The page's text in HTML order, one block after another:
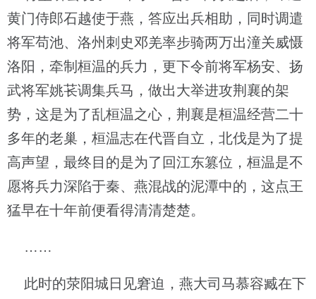
黄门侍郎石越使于燕，答应出兵相助，同时调遣
将军苟池、洛州刺史邓羌率步骑两万出潼关威慑
洛阳，牵制桓温的兵力，更下令前将军杨安、扬
武将军姚苌调集兵马，做出大举进攻荆襄的架
势，这是为了乱桓温之心，荆襄是桓温经营二十
多年的老巢，桓温志在代晋自立，北伐是为了提
高声望，最终目的是为了回江东篡位，桓温是不
愿将兵力深陷于秦、燕混战的泥潭中的，这点王
猛早在十年前便看得清清楚楚。
……
此时的荥阳城日见窘迫，燕大司马慕容臧在下